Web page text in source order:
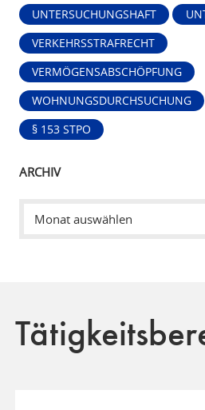
UNTERSUCHUNGSHAFT
VERKEHRSSTRAFRECHT
VERMÖGENSABSCHÖPFUNG
WOHNUNGSDURCHSUCHUNG
§ 153 STPO
ARCHIV